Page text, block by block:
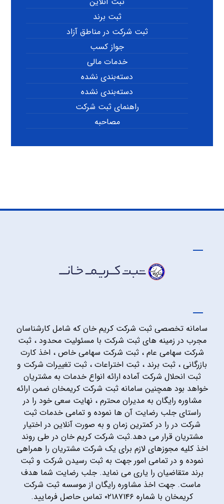
ثبت برند
ثبت شرکت در مناطق آزاد
جواز کسب
خدمات مالی
دسته‌بندی نشده
دسته‌بندی نشده
راهنمای ثبت شرکت
مصاحبه
سامانه تخصصی ثبت شرکت کریم خان که شامل کارشناسان
مجرب در زمینه های ثبت شرکت با مسئولیت محدود ، ثبت
شرکت سهامی عام ، ثبت شرکت سهامی خاص ، اخذ کارت
بازرگانی ، ثبت برند ، ثبت اختراعات ، ثبت تغییرات شرکت و
ثبت انحلال شرکت آماده ارائه انواع خدمات به مشتریان
خواهد بود همچنین سامانه ثبت شرکت کریمخان ضمن ارائه
مشاوره رایگان به مدیران محترم ، نهایت سعی خود را در
راستای جلب رضایت آن ها نموده و تمامی خدمات ثبت
شرکت در را در کمترین زمان و به صورت آنلاین در اختیار
مشتریان قرار می دهد.ثبت شرکت کریم خان در طی روند
اخذ کلیه مجوزهای لازم برای یک شرکت مشتریان را همراهی
نموده و در تمامی امور جهت به ثبت رسیدن شرکت و ثبت
برند متقاضیان را یاری می نماید. جلب رضایت شما هدف
ماست. جهت اخذ مشاوره رایگان از موسسه ثبت شرکت
کریمخان با شماره ۰۲۱۸۷۱۴۶ تماس حاصل فرمایید.